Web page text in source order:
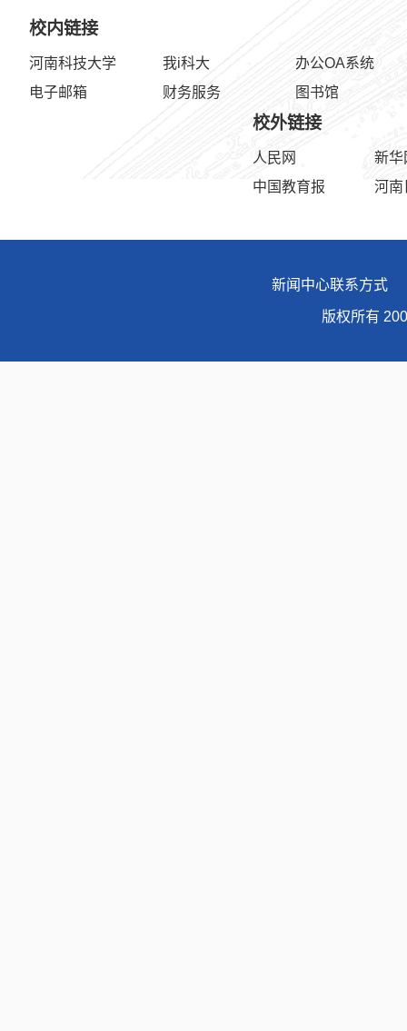
校内链接
河南科技大学 我i科大
办公OA系统
电子邮箱
财务服务 图书馆
校外链接
人民网
新华
中国教育报
河南
新闻中心联系方式
版权所有